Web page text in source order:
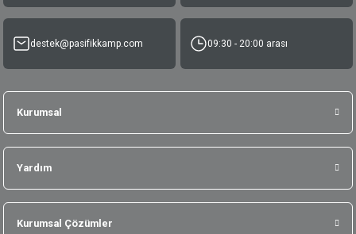
destek@pasifikkamp.com 09:30 - 20:00 arası
Kurumsal
Yardım
Kurumsal Çözümler